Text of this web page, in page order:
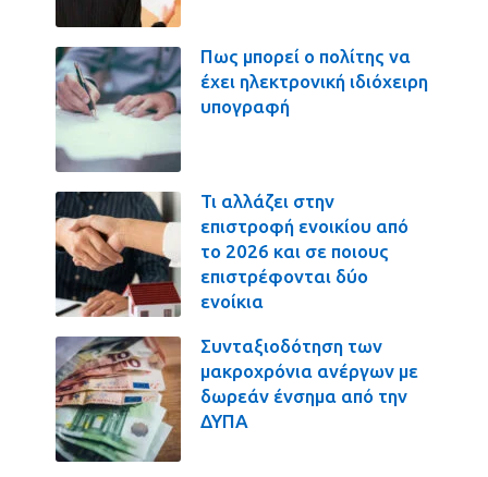
Πως μπορεί ο πολίτης να
έχει ηλεκτρονική ιδιόχειρη
υπογραφή
Τι αλλάζει στην
επιστροφή ενοικίου από
το 2026 και σε ποιους
επιστρέφονται δύο
ενοίκια
Συνταξιοδότηση των
μακροχρόνια ανέργων με
δωρεάν ένσημα από την
ΔΥΠΑ